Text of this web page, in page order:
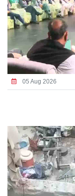
05 Aug 2026